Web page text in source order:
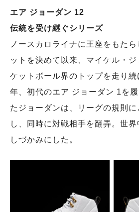
エア ジョーダン 12
伝統を受け継ぐシリーズ
ノースカロライナに王座をもた
ットを決めて以来、マイケル・
ケットボール界のトップを走り
年、初代のエア ジョーダン 1を
たジョーダンは、リーグの規則
し、同時に対戦相手を翻弄。世
しづかみにした。